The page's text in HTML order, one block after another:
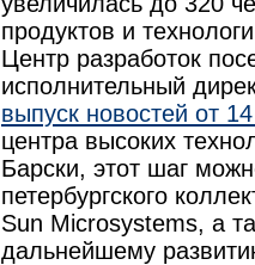
продуктов и
Центр разработок
исполнительный
выпуск новостей от
центра высоких
Барски, этот шаг
петербургского
Sun Microsystems, а
дальнейшему